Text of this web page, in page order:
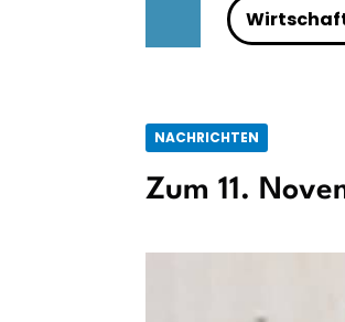
NACHRICHTEN
Zum 11.